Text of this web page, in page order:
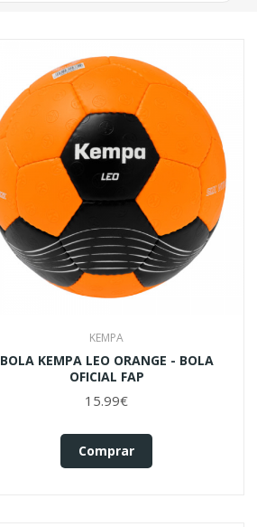
KEMPA
BOLA KEMPA LEO ORANGE - BOLA
OFICIAL FAP
15.99€
Comprar